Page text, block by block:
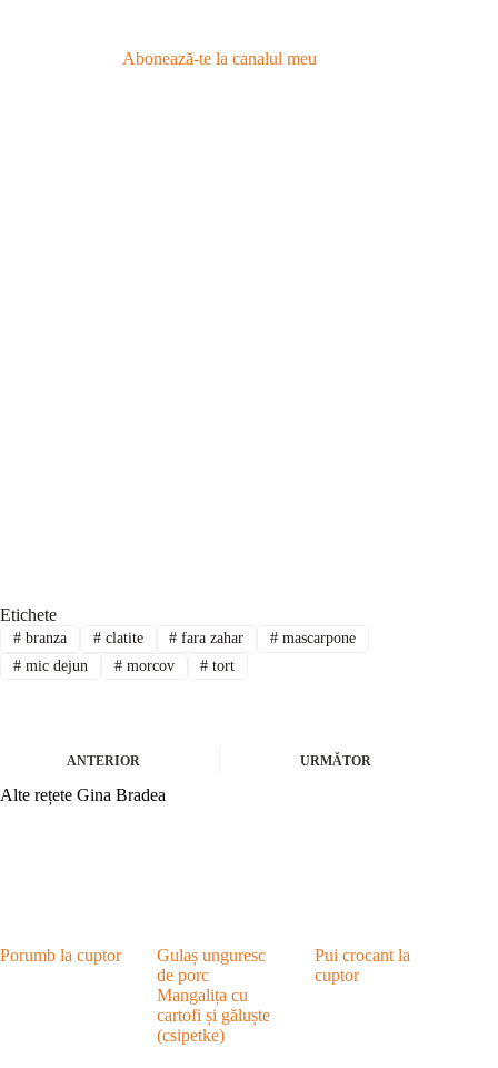
Abonează-te la canalul meu
Etichete
#branza #clatite # fara zahar # mascarpone
#mic dejun #morcov # tort
ANTERIOR URMĂTOR
Alte rețete Gina Bradea
Porumb la cuptor
Gulaș unguresc
de porc
Mangalița cu
cartofi și găluște
(csipetke)
Pui crocant la
cuptor